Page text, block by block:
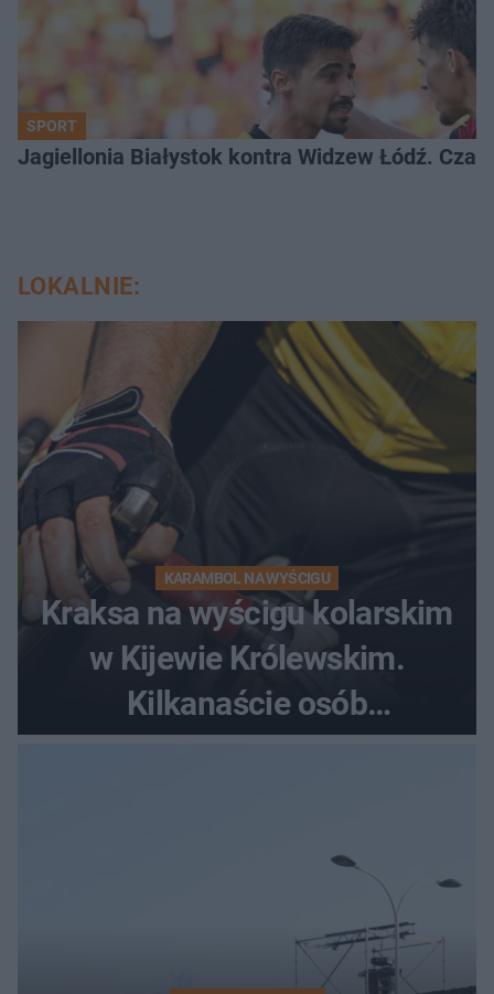
SPORT
Jagiellonia Białystok kontra Widzew Łódź.
LOKALNIE:
KARAMBOL NA WYŚCIGU
Kraksa na wyścigu kolarskim
w Kijewie Królewskim.
Kilkanaście osób
poszkodowanych, lądował